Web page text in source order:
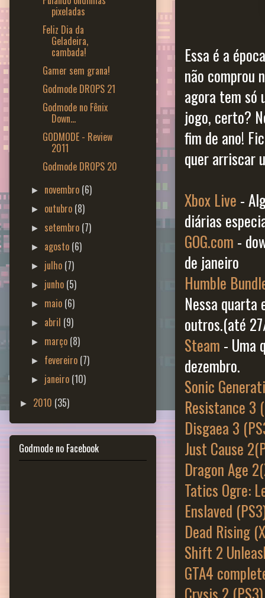
Essa é a
não comprou
agora tem só
jogo, certo?
fim de ano!
quer arriscar
Xbox Live -
diárias
GOG.com -
de janeiro
Humble
Nessa quarta
outros.(até
Steam - Uma
dezembro.
Sonic
Resistance 3
Disgaea 3
Just Cause
Dragon Age
Tatics Ogre:
Enslaved
Dead Rising
Shift 2
GTA4
pixeladas
Feliz Dia da
Geladeira,
cambada!
Gamer sem grana!
Godmode DROPS 21
Godmode no Fênix
Down...
GODMODE - Review
2011
Godmode DROPS 20
► novembro (6)
► outubro (8)
► setembro (7)
► agosto (6)
► julho (7)
► junho (5)
► maio (6)
► abril (9)
► março (8)
► fevereiro (7)
► janeiro (10)
► 2010 (35)
Godmode no Facebook